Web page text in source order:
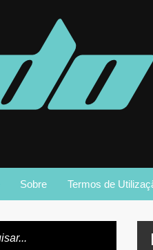
Sobre Termos de